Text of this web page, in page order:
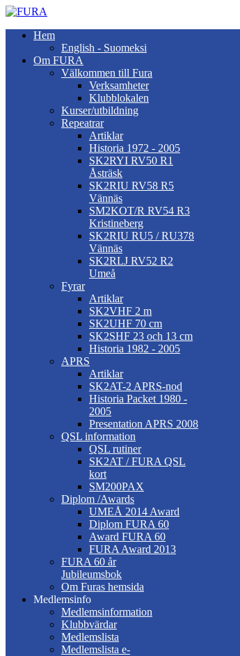
Hem
English - Suomeksi
Om FURA
Välkommen till Fura
Verksamheter
Klubblokalen
Kurser/utbildning
Repeatrar
Artiklar
Historia 1972 - 2005
SK2RYI RV50 R1
Åsträsk
SK2RIU RV58 R5
Vännäs
SM2KOT/R RV54 R3
Kristineberg
SK2RIU RU5 / RU378
Vännäs
SK2RLJ RV52 R2
Umeå
Fyrar
Artiklar
SK2VHF 2 m
SK2UHF 70 cm
SK2SHF 23 och 13 cm
Historia 1982 - 2005
APRS
Artiklar
SK2AT-2 APRS-nod
Historia Packet 1980 -
2005
Presentation APRS 2008
QSL information
QSL rutiner
SK2AT / FURA QSL
kort
SM200PAX
Diplom /Awards
UMEÅ 2014 Award
Diplom FURA 60
Award FURA 60
FURA Award 2013
FURA 60 år
Jubileumsbok
Om Furas hemsida
Medlemsinfo
Medlemsinformation
Klubbvärdar
Medlemslista
Medlemslista e-